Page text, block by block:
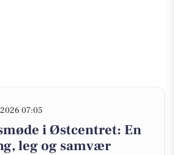
07:05
i Østcentret: En
leg og samvær